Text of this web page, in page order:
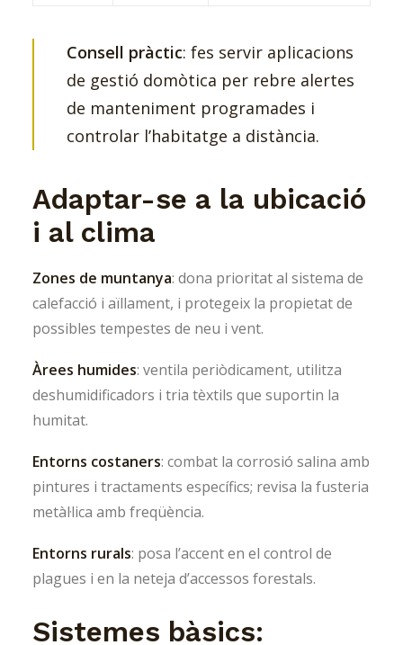
Consell pràctic: fes servir aplicacions
de gestió domòtica per rebre alertes
de manteniment programades i
controlar l’habitatge a distància.
Adaptar-se a la ubicació
i al clima
Zones de muntanya: dona prioritat al sistema de
calefacció i aïllament, i protegeix la propietat de
possibles tempestes de neu i vent.
Àrees humides: ventila periòdicament, utilitza
deshumidificadors i tria tèxtils que suportin la
humitat.
Entorns costaners: combat la corrosió salina amb
pintures i tractaments específics; revisa la fusteria
metàl·lica amb freqüència.
Entorns rurals: posa l’accent en el control de
plagues i en la neteja d’accessos forestals.
Sistemes bàsics: